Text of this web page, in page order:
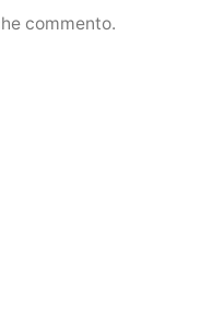
commento.